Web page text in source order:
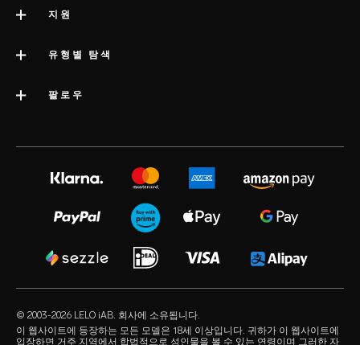
LELO 소개
우수 기업 상
개인정보 보호 정책
쿠키 정책
지원
고객 지원
satisfaction guarantee
일반 FAQ
쇼핑 FAQ
제품 FAQ
environmental labels
유형별 탐색
카테고리
남성용 섹스 토이
커플용 섹스 토이
럭셔리 섹스 토이
섹스 액세서리
팔로우
facebook
audio erotica
© 2003-2026 LELO iAB. 회사에 소유됩니다.
이 웹사이트에 등장하는 모든 모델은 18세 이상입니다. 귀하가 이 웹사이트에
입장하면 거주 지역에서 합법적으로 성인물을 볼 수 있는 연령이며 그러한 자